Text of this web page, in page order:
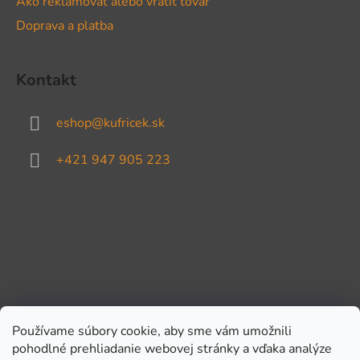
Používame súbory cookie, aby sme vám umožnili
pohodlné prehliadanie webovej stránky a vďaka analýze
Doprava a platba
Kontakt
eshop@kufricek.sk
+421 947 905 223